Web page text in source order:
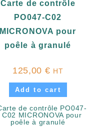
Carte de contrôle
PO047-C02
MICRONOVA pour
poêle à granulé
125,00 € HT
Add to cart